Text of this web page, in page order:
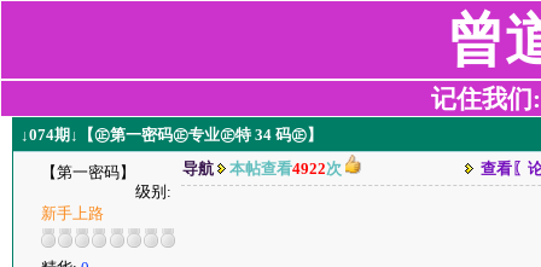
曾
记住我们
↓074期↓【㊣第一密码㊣专业㊣特 34 码㊣】
【第一密码】
级别:
新手上路
导航 本帖查看4922次 查看〖